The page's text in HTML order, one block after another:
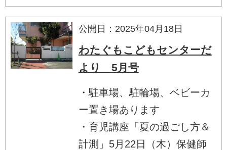
公開日：2025年04月18日
わたぐもこどもセンターだ
より 5月号
・駐車場、駐輪場、ベビーカ
ー置き場あります
・育児講座「夏の過ごし方＆
計測」5月22日（木）保健師